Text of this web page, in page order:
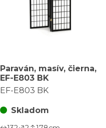
Paraván, masív, čierna,
EF-E803 BK
EF-E803 BK
Skladom